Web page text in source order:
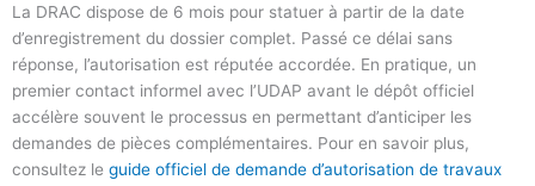
La DRAC dispose de 6 mois pour statuer à partir de la date
d’enregistrement du dossier complet. Passé ce délai sans
réponse, l’autorisation est réputée accordée. En pratique, un
premier contact informel avec l’UDAP avant le dépôt officiel
accélère souvent le processus en permettant d’anticiper les
demandes de pièces complémentaires. Pour en savoir plus,
consultez le guide officiel de demande d’autorisation de travaux